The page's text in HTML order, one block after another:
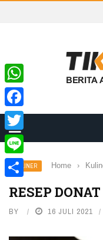
KULINER Home ›
RESEP
BY 16 JULI 2021
WhatsApp
Facebook
Twitter
Line
Share